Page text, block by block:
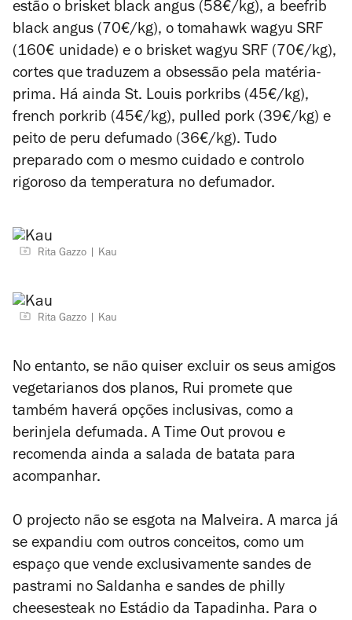
estão o brisket black angus (58€/kg), a beefrib
black angus (70€/kg), o tomahawk wagyu SRF
(160€ unidade) e o brisket wagyu SRF (70€/kg),
cortes que traduzem a obsessão pela matéria-
prima. Há ainda St. Louis porkribs (45€/kg),
french porkrib (45€/kg), pulled pork (39€/kg) e
peito de peru defumado (36€/kg). Tudo
preparado com o mesmo cuidado e controlo
rigoroso da temperatura no defumador.
Rita Gazzo Kau
Rita Gazzo Kau
No entanto, se não quiser excluir os seus amigos
vegetarianos dos planos, Rui promete que
também haverá opções inclusivas, como a
berinjela defumada. A Time Out provou e
recomenda ainda a salada de batata para
acompanhar.
O projecto não se esgota na Malveira. A marca já
se expandiu com outros conceitos, como um
espaço que vende exclusivamente sandes de
pastrami no Saldanha e sandes de philly
cheesesteak no Estádio da Tapadinha. Para o